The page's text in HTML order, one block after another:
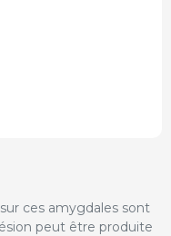
ces amygdales sont
peut être produite